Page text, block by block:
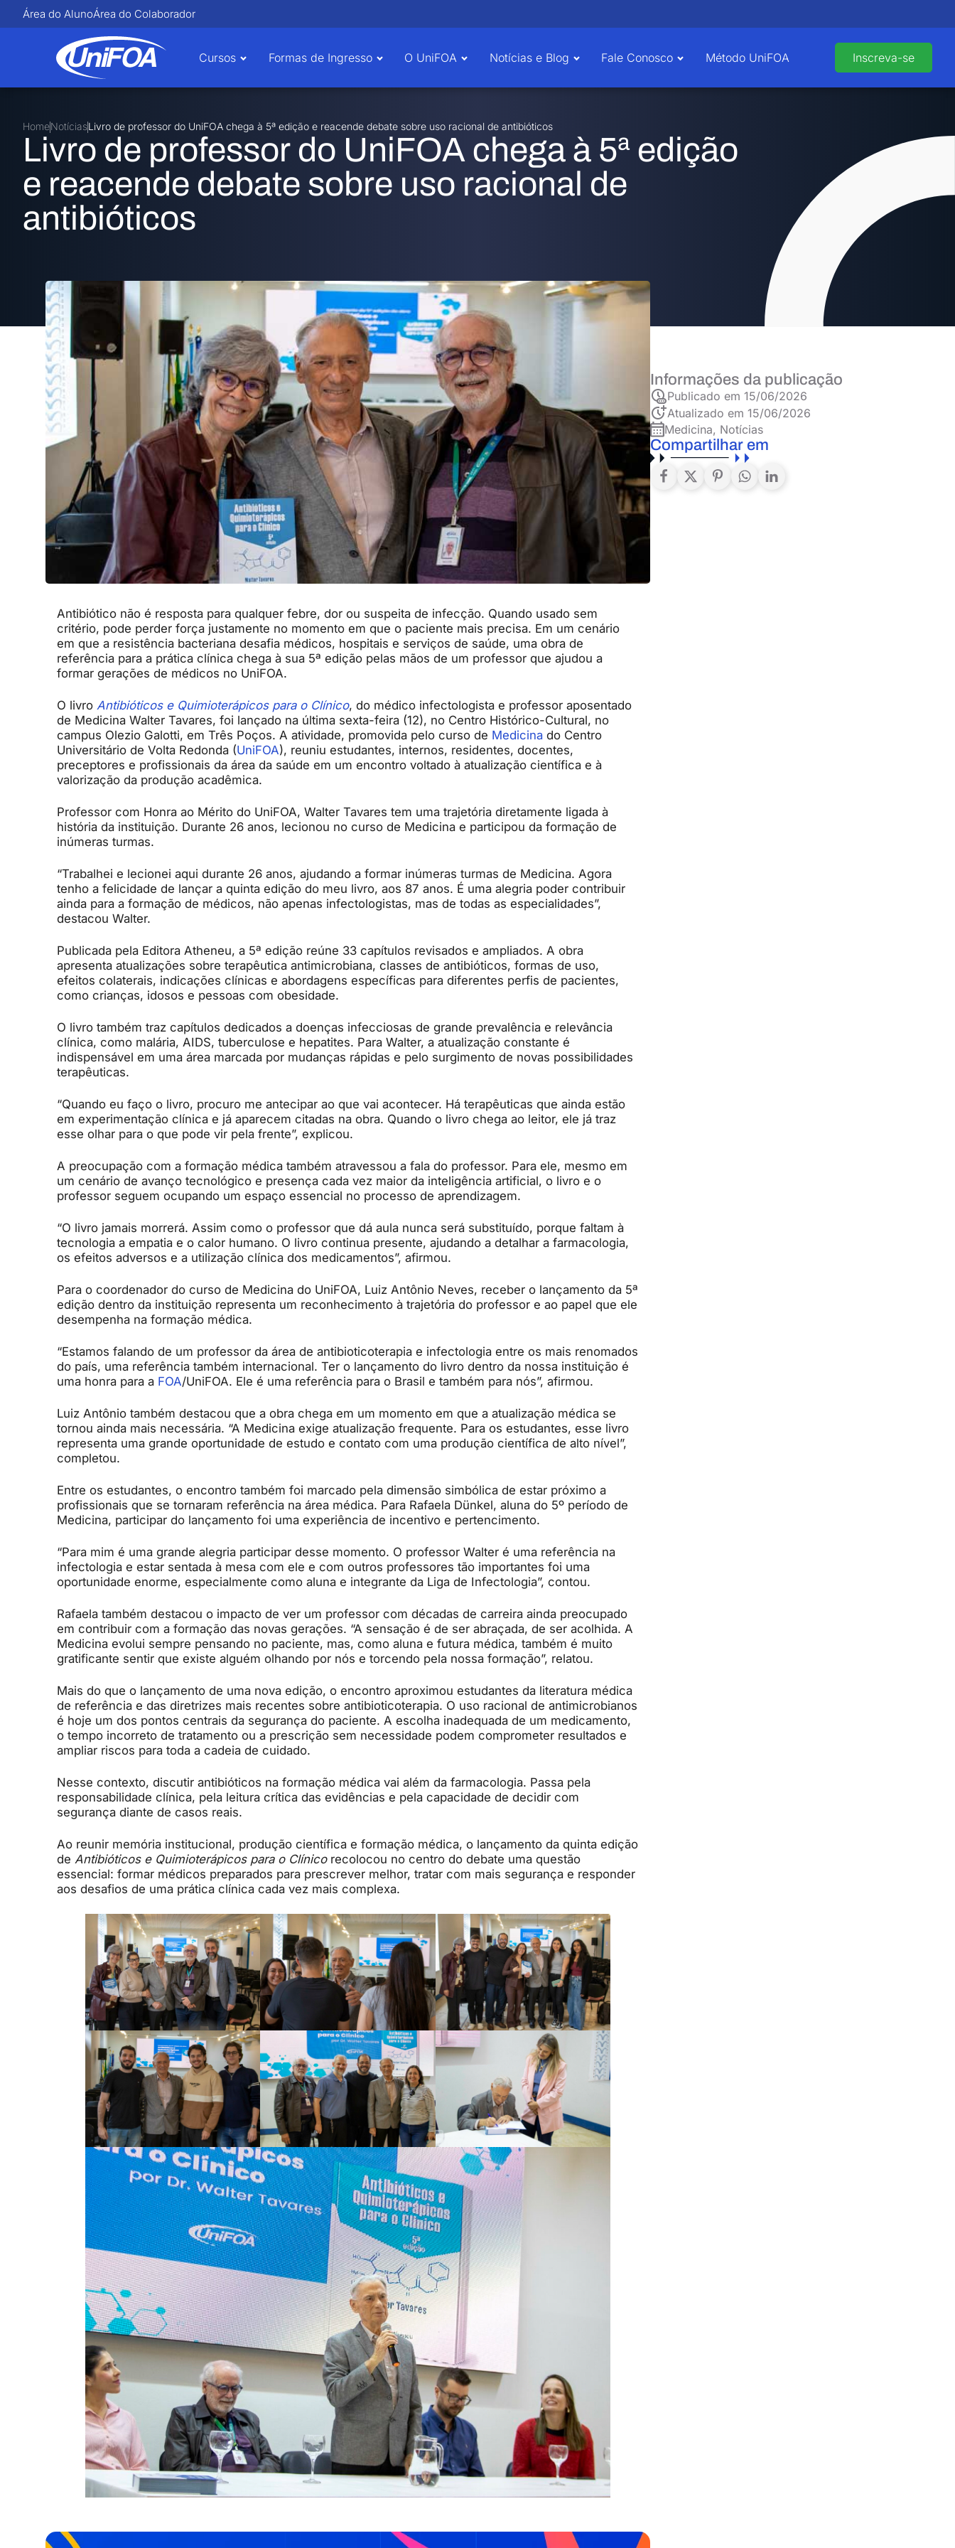
Área do AlunoÁrea do Colaborador
Cursos Formas de Ingresso O UniFOA Notícias e Blog Fale Conosco Método UniFOA Inscreva-se
HomeNotíciasLivro de professor do UniFOA chega à 5ª edição e reacende debate sobre uso racional de antibióticos
Livro de professor do UniFOA chega à 5ª edição
e reacende debate sobre uso racional de
antibióticos
Antibiótico não é resposta para qualquer febre, dor ou suspeita de infecção. Quando usado sem
critério, pode perder força justamente no momento em que o paciente mais precisa. Em um cenário
em que a resistência bacteriana desafia médicos, hospitais e serviços de saúde, uma obra de
referência para a prática clínica chega à sua 5ª edição pelas mãos de um professor que ajudou a
formar gerações de médicos no UniFOA.
O livro Antibióticos e Quimioterápicos para o Clínico, do médico infectologista e professor aposentado
de Medicina Walter Tavares, foi lançado na última sexta-feira (12), no Centro Histórico-Cultural, no
campus Olezio Galotti, em Três Poços. A atividade, promovida pelo curso de Medicina do Centro
Universitário de Volta Redonda (UniFOA), reuniu estudantes, internos, residentes, docentes,
preceptores e profissionais da área da saúde em um encontro voltado à atualização científica e à
valorização da produção acadêmica.
Professor com Honra ao Mérito do UniFOA, Walter Tavares tem uma trajetória diretamente ligada à
história da instituição. Durante 26 anos, lecionou no curso de Medicina e participou da formação de
inúmeras turmas.
“Trabalhei e lecionei aqui durante 26 anos, ajudando a formar inúmeras turmas de Medicina. Agora
tenho a felicidade de lançar a quinta edição do meu livro, aos 87 anos. É uma alegria poder contribuir
ainda para a formação de médicos, não apenas infectologistas, mas de todas as especialidades”,
destacou Walter.
Publicada pela Editora Atheneu, a 5ª edição reúne 33 capítulos revisados e ampliados. A obra
apresenta atualizações sobre terapêutica antimicrobiana, classes de antibióticos, formas de uso,
efeitos colaterais, indicações clínicas e abordagens específicas para diferentes perfis de pacientes,
como crianças, idosos e pessoas com obesidade.
O livro também traz capítulos dedicados a doenças infecciosas de grande prevalência e relevância
clínica, como malária, AIDS, tuberculose e hepatites. Para Walter, a atualização constante é
indispensável em uma área marcada por mudanças rápidas e pelo surgimento de novas possibilidades
terapêuticas.
“Quando eu faço o livro, procuro me antecipar ao que vai acontecer. Há terapêuticas que ainda estão
em experimentação clínica e já aparecem citadas na obra. Quando o livro chega ao leitor, ele já traz
esse olhar para o que pode vir pela frente”, explicou.
A preocupação com a formação médica também atravessou a fala do professor. Para ele, mesmo em
um cenário de avanço tecnológico e presença cada vez maior da inteligência artificial, o livro e o
professor seguem ocupando um espaço essencial no processo de aprendizagem.
“O livro jamais morrerá. Assim como o professor que dá aula nunca será substituído, porque faltam à
tecnologia a empatia e o calor humano. O livro continua presente, ajudando a detalhar a farmacologia,
os efeitos adversos e a utilização clínica dos medicamentos”, afirmou.
Para o coordenador do curso de Medicina do UniFOA, Luiz Antônio Neves, receber o lançamento da 5ª
edição dentro da instituição representa um reconhecimento à trajetória do professor e ao papel que ele
desempenha na formação médica.
“Estamos falando de um professor da área de antibioticoterapia e infectologia entre os mais renomados
do país, uma referência também internacional. Ter o lançamento do livro dentro da nossa instituição é
uma honra para a FOA/UniFOA. Ele é uma referência para o Brasil e também para nós”, afirmou.
Luiz Antônio também destacou que a obra chega em um momento em que a atualização médica se
tornou ainda mais necessária. “A Medicina exige atualização frequente. Para os estudantes, esse livro
representa uma grande oportunidade de estudo e contato com uma produção científica de alto nível”,
completou.
Entre os estudantes, o encontro também foi marcado pela dimensão simbólica de estar próximo a
profissionais que se tornaram referência na área médica. Para Rafaela Dünkel, aluna do 5º período de
Medicina, participar do lançamento foi uma experiência de incentivo e pertencimento.
“Para mim é uma grande alegria participar desse momento. O professor Walter é uma referência na
infectologia e estar sentada à mesa com ele e com outros professores tão importantes foi uma
oportunidade enorme, especialmente como aluna e integrante da Liga de Infectologia”, contou.
Rafaela também destacou o impacto de ver um professor com décadas de carreira ainda preocupado
em contribuir com a formação das novas gerações. “A sensação é de ser abraçada, de ser acolhida. A
Medicina evolui sempre pensando no paciente, mas, como aluna e futura médica, também é muito
gratificante sentir que existe alguém olhando por nós e torcendo pela nossa formação”, relatou.
Mais do que o lançamento de uma nova edição, o encontro aproximou estudantes da literatura médica
de referência e das diretrizes mais recentes sobre antibioticoterapia. O uso racional de antimicrobianos
é hoje um dos pontos centrais da segurança do paciente. A escolha inadequada de um medicamento,
o tempo incorreto de tratamento ou a prescrição sem necessidade podem comprometer resultados e
ampliar riscos para toda a cadeia de cuidado.
Nesse contexto, discutir antibióticos na formação médica vai além da farmacologia. Passa pela
responsabilidade clínica, pela leitura crítica das evidências e pela capacidade de decidir com
segurança diante de casos reais.
Ao reunir memória institucional, produção científica e formação médica, o lançamento da quinta edição
de Antibióticos e Quimioterápicos para o Clínicorecolocou no centro do debate uma questão
essencial: formar médicos preparados para prescrever melhor, tratar com mais segurança e responder
aos desafios de uma prática clínica cada vez mais complexa.
Informações da publicação
Publicado em15/06/2026
Atualizado em 15/06/2026
Medicina, Notícias
Compartilhar em